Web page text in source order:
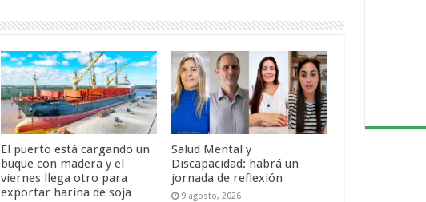
El puerto está cargando un
buque con madera y el
viernes llega otro para
exportar harina de soja
Salud Mental y
Discapacidad: habrá un
jornada de reflexión
9 agosto, 2026